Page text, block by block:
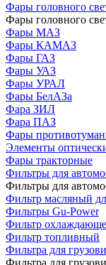
Фары головного
Фары головного
Фары МАЗ
Фары КАМАЗ
Фары ГАЗ
Фары УАЗ
Фары УРАЛ
Фары БелАЗа
Фара ЗИЛ
Фара ПАЗ
Фары
Элементы
Фары тракторные
Фильтры для
Фильтры для
Фильтр масляный
Фильтры Gu-Power
Фильтр
Фильтр топливный
Фильтра для